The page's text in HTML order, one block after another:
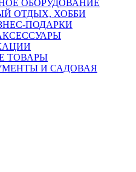
ОБОРУДОВАНИЕ
ОТДЫХ, ХОББИ
ПОДАРКИ
ТОВАРЫ
И САДОВАЯ